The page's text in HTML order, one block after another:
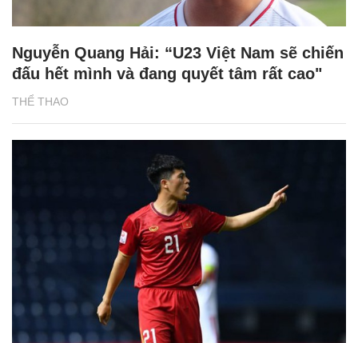
THỂ THAO
Nguyễn Quang Hải: “U23 Việt Nam sẽ chiến
đấu hết mình và đang quyết tâm rất cao"